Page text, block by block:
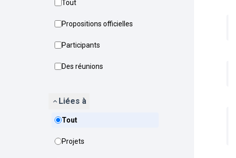
Tout
Propositions officielles
Participants
Des réunions
Liées à
Tout
Projets